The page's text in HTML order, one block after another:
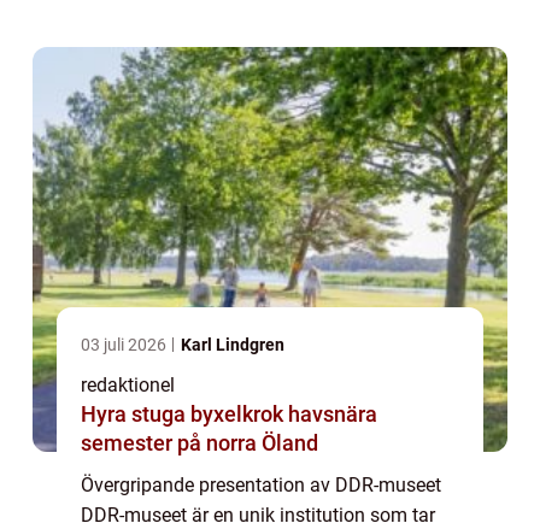
03 juli 2026 Karl Lindgren
redaktionel
Hyra stuga byxelkrok havsnära
semester på norra Öland
Övergripande presentation av DDR-museet
DDR-museet är en unik institution som tar